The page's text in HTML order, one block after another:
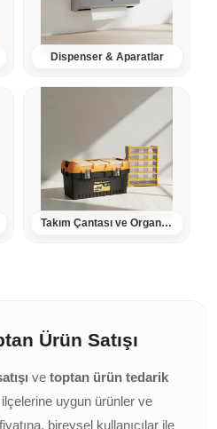
Dispenser & Aparatlar
Takım Çantası ve Organizerler
Ürün Satışı
ve toptan ürün tedarik
uygun ürünler ve
bireysel kullanıcılar ile